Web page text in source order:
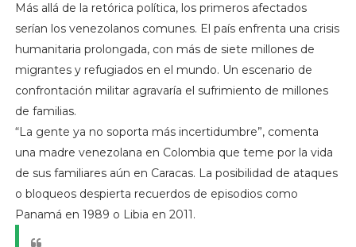
Más allá de la retórica política, los primeros afectados
serían los venezolanos comunes. El país enfrenta una crisis
humanitaria prolongada, con más de siete millones de
migrantes y refugiados en el mundo. Un escenario de
confrontación militar agravaría el sufrimiento de millones
de familias.
“La gente ya no soporta más incertidumbre”, comenta
una madre venezolana en Colombia que teme por la vida
de sus familiares aún en Caracas. La posibilidad de ataques
o bloqueos despierta recuerdos de episodios como
Panamá en 1989 o Libia en 2011.